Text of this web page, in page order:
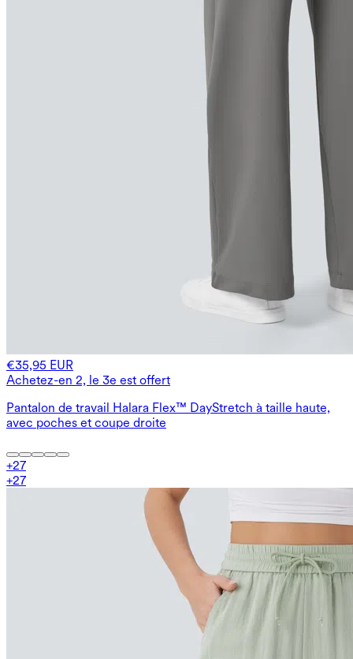
€35,95 EUR
Achetez-en 2, le 3e est offert
Pantalon de travail Halara Flex™ DayStretch à taille haute,
avec poches et coupe droite
+27
+27